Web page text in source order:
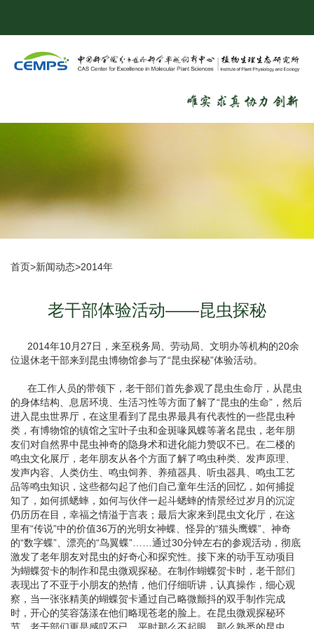
首页>新闻动态>2014年
老干部体验活动——昆虫探秘
2014年10月27日，来至税务局、劳动局、文明办等机构的20余
位退休老干部来到昆虫博物馆参与了“昆虫探秘”体验活动。
在工作人员的带领下，老干部们首先参观了昆虫生命厅，从昆虫
的身体结构、息居环境、生活习性等方面了解了“昆虫的生命”，然后
进入昆虫世界厅，在这里看到了昆虫界最具有代表性的一些昆虫种
类，有博物馆的镇馆之宝叶子虫和金斑喙凤蝶等著名昆虫，老年朋
友们对自然界中昆虫神奇的隐身术和进化能力赞叹不已。在二楼的
鸣虫文化展厅，老年朋友从各个方面了解了鸣虫种类、发声原理、
发声内容、人类仿生、鸣虫饲养、养殖器具、听虫器具、鸣虫工艺
品等鸣虫知识，这些都勾起了他们自己童年生活的回忆，如何捕捉
知了，如何抓蟋蟀，如何与伙伴一起斗蟋蟀的情景经过岁月的沉淀
仍历历在目，幸福之情溢于言表；最后大家来到昆虫文化厅，在这
里有“传说”中的价值36万的光明女神蝶、怪异的“猫头鹰蝶”、神奇
的“数字蝶”、漂亮的“鸟翼蝶”……通过30分钟左右的参观活动，彻底
激发了老年朋友对昆虫的好奇心和探究性。接下来的动手互动项目
为蝴蝶贺卡的制作和昆虫微观探秘。在制作蝴蝶贺卡时，老干部们
表现出了不亚于小朋友的热情，他们仔细听讲，认真操作，细心观
察，当一张张精美的蝴蝶贺卡通过自己略微颤抖的双手制作完成
时，开心的笑容荡漾在他们略现苍老的脸上。在昆虫微观探秘环